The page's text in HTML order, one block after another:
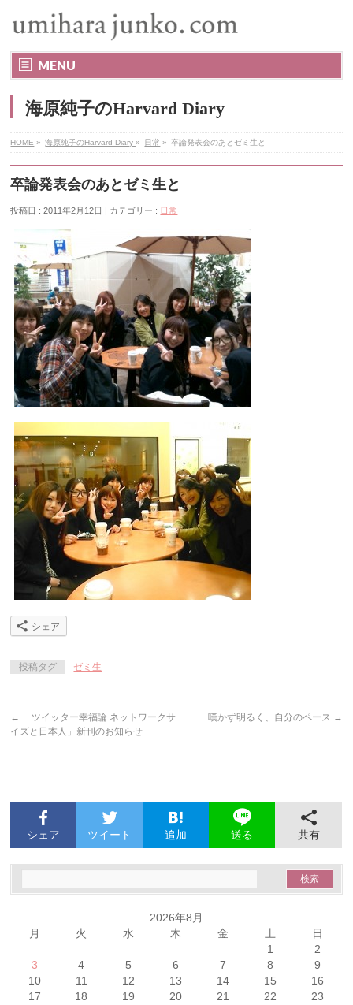
MENU
海原純子のHarvard Diary
HOME » 海原純子のHarvard Diary» 日常 » 卒論発表会のあとゼミ生と
卒論発表会のあとゼミ生と
投稿日 : 2011年2月12日 | カテゴリー : 日常
シェア
投稿タグ ゼミ生
←
「ツイッター幸福論 ネットワークサ
イズと日本人」新刊のお知らせ
嘆かず明るく、自分のペース →
シェア ツイート 追加 送る 共有
2026年8月
月
火 水 木 金 土 日
1
2
3
4 5 6 7 8
9
10
11 12 13 14 15
16
17
18 19 20 21 22
23